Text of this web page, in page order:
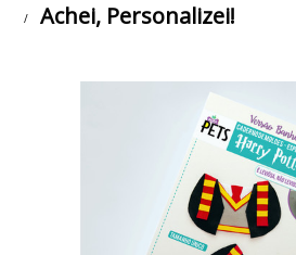
Achei, Personalizei!